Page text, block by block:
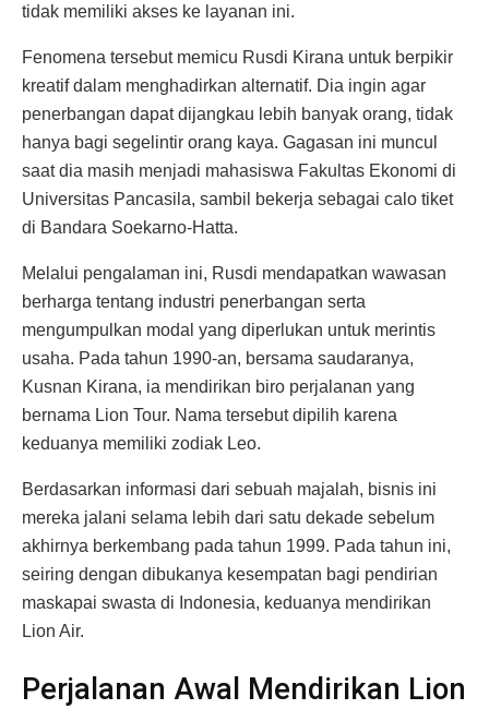
tidak memiliki akses ke layanan ini.
Fenomena tersebut memicu Rusdi Kirana untuk berpikir
kreatif dalam menghadirkan alternatif. Dia ingin agar
penerbangan dapat dijangkau lebih banyak orang, tidak
hanya bagi segelintir orang kaya. Gagasan ini muncul
saat dia masih menjadi mahasiswa Fakultas Ekonomi di
Universitas Pancasila, sambil bekerja sebagai calo tiket
di Bandara Soekarno-Hatta.
Melalui pengalaman ini, Rusdi mendapatkan wawasan
berharga tentang industri penerbangan serta
mengumpulkan modal yang diperlukan untuk merintis
usaha. Pada tahun 1990-an, bersama saudaranya,
Kusnan Kirana, ia mendirikan biro perjalanan yang
bernama Lion Tour. Nama tersebut dipilih karena
keduanya memiliki zodiak Leo.
Berdasarkan informasi dari sebuah majalah, bisnis ini
mereka jalani selama lebih dari satu dekade sebelum
akhirnya berkembang pada tahun 1999. Pada tahun ini,
seiring dengan dibukanya kesempatan bagi pendirian
maskapai swasta di Indonesia, keduanya mendirikan
Lion Air.
Perjalanan Awal Mendirikan Lion